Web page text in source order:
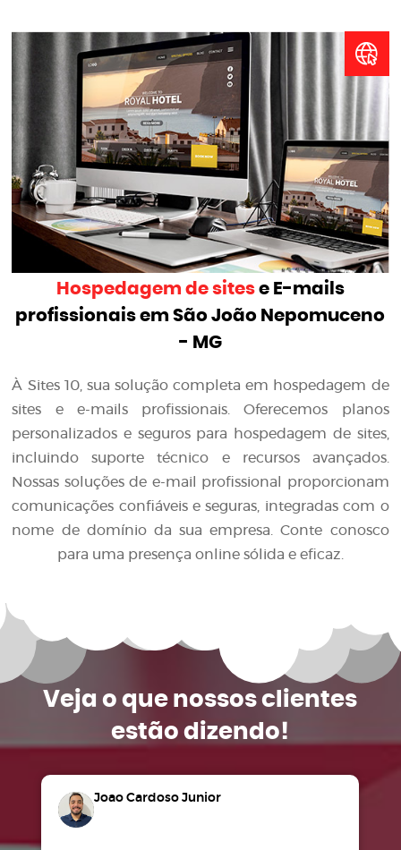
Hospedagem de sitese E-mails
profissionais em São João Nepomuceno
- MG
À Sites 10, sua solução completa em hospedagem de
sites e e-mails profissionais. Oferecemos planos
personalizados e seguros para hospedagem de sites,
incluindo suporte técnico e recursos avançados.
Nossas soluções de e-mail profissional proporcionam
comunicações confiáveis e seguras, integradas com o
nome de domínio da sua empresa. Conte conosco
para uma presença online sólida e eficaz.
Veja o que nossos clientes
estão dizendo!
Joao Cardoso Junior